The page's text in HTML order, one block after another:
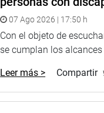
07 Ago 2026 | 17:50 h
Con el objeto de
se cumplan los alcances
Leer más > Compartir